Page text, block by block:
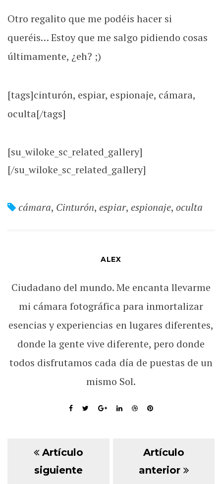
Otro regalito que me podéis hacer si
queréis… Estoy que me salgo pidiendo cosas
últimamente, ¿eh? ;)
[tags]cinturón, espiar, espionaje, cámara,
oculta[/tags]
[su_wiloke_sc_related_gallery]
[/su_wiloke_sc_related_gallery]
cámara, Cinturón,espiar, espionaje, oculta
ALEX
Ciudadano del mundo. Me encanta llevarme
mi cámara fotográfica para inmortalizar
esencias y experiencias en lugares diferentes,
donde la gente vive diferente, pero donde
todos disfrutamos cada día de puestas de un
mismo Sol.
Artículo
siguiente
Artículo
anterior